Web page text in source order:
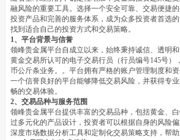
融风险的重要工具。选择一个安全可靠、交易便捷
投资产品和完善的服务体系，成为众多投资者首选
找到适合自己的投资方式和交易策略。
1、平台背景与信誉
领峰贵金属平台自成立以来，始终秉持诚信、透明
黄金交易所认可的电子交易行员（行员编号145号
币公斤条业务。。平台拥有严格的账户管理制度和
一个信誉良好的平台能够降低交易风险，并获得专
畅的交易体验。
2、交易品种与服务范围
领峰贵金属平台提供丰富的交易品种，包括黄金、
过多元化的产品设计，投资者可以根据自身的风险
深度市场数据分析工具和定制化交易策略支持，帮助